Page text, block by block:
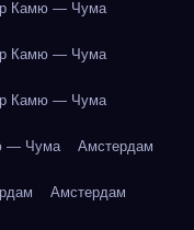
Камю — Чума
Камю — Чума
Камю — Чума
— Чума Амстердам
Амстердам